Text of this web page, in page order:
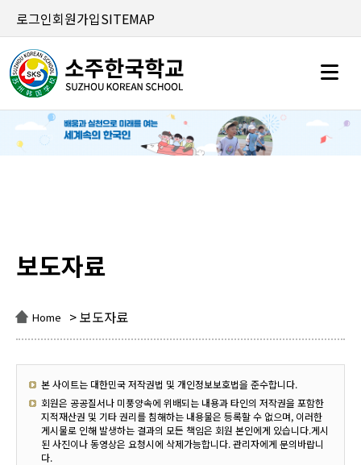
로그인회원가입SITEMAP
보도자료
Home > 보도자료
본 사이트는 대한민국 저작권법 및 개인정보보호법을 준수합니다.
회원은 공공질서나 미풍양속에 위배되는 내용과 타인의 저작권을 포함한
지적재산권 및 기타 권리를 침해하는 내용물은 등록할 수 없으며, 이러한
게시물로 인해 발생하는 결과의 모든 책임은 회원 본인에게 있습니다.게시
된 사진이나 동영상은 요청시에 삭제가능합니다. 관리자에게 문의바랍니
다.